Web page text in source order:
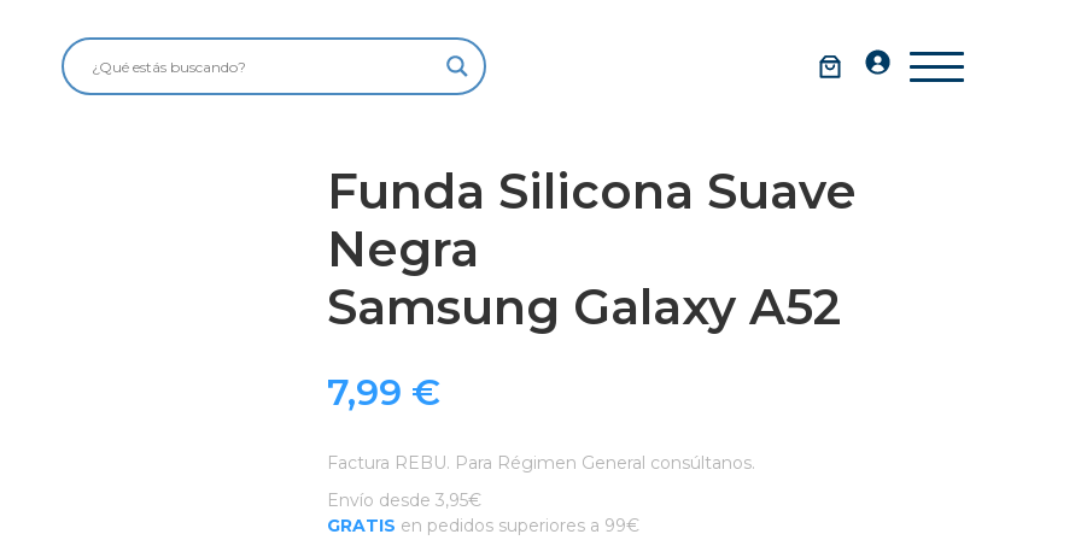
Funda Silicona Suave
Negra
Samsung Galaxy A52
7,99 €
Factura REBU. Para Régimen General consúltanos.
Envío desde 3,95€
GRATIS en pedidos superiores a 99€